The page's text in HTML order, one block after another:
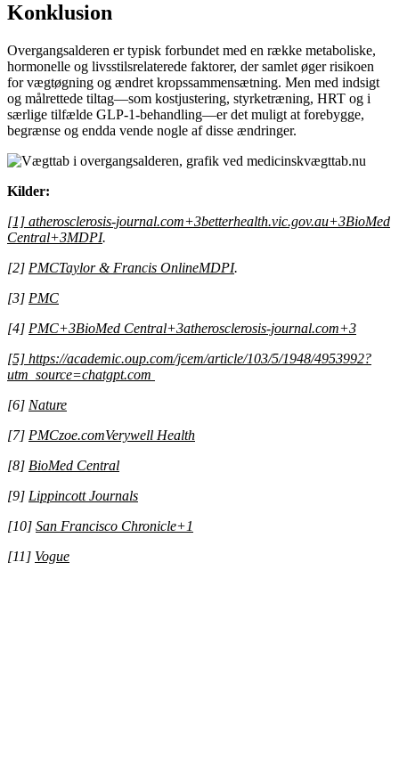
Konklusion
Overgangsalderen er typisk forbundet med en række metaboliske,
hormonelle og livsstilsrelaterede faktorer, der samlet øger risikoen
for vægtøgning og ændret kropssammensætning. Men med indsigt
og målrettede tiltag—som kostjustering, styrketræning, HRT og i
særlige tilfælde GLP-1-behandling—er det muligt at forebygge,
begrænse og endda vende nogle af disse ændringer.
Kilder:
[1] atherosclerosis-journal.com+3betterhealth.vic.gov.au+3BioMed
Central+3MDPI.
[2] PMCTaylor & Francis OnlineMDPI.
[3] PMC
[4] PMC+3BioMed Central+3atherosclerosis-journal.com+3
[5] https://academic.oup.com/jcem/article/103/5/1948/4953992?
utm_source=chatgpt.com
[6] Nature
[7] PMCzoe.comVerywell Health
[8] BioMed Central
[9] Lippincott Journals
[10] San Francisco Chronicle+1
[11] Vogue